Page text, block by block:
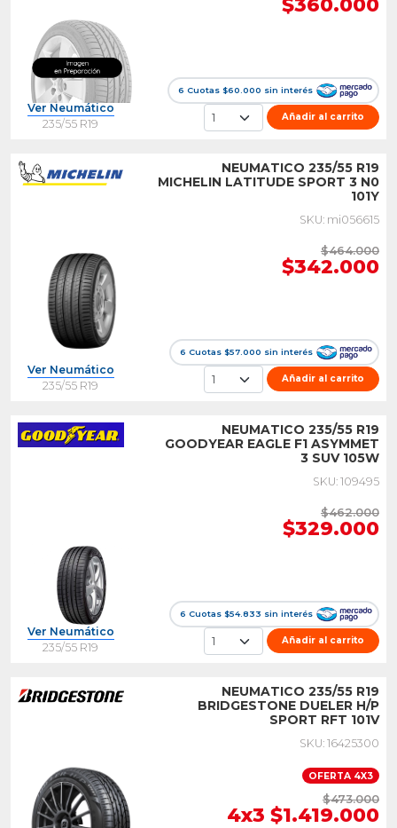
6 Cuotas $60.000 sin interés
Ver Neumático
235/55 R19
Añadir al carrito
NEUMATICO 235/55 R19
MICHELIN LATITUDE SPORT 3 N0
101Y
SKU: mi056615
$464.000
$342.000
6 Cuotas $57.000 sin interés
Ver Neumático
235/55 R19
Añadir al carrito
NEUMATICO 235/55 R19
GOODYEAR EAGLE F1 ASYMMET
3 SUV 105W
SKU: 109495
$462.000
$329.000
6 Cuotas $54.833 sin interés
Ver Neumático
235/55 R19
Añadir al carrito
NEUMATICO 235/55 R19
BRIDGESTONE DUELER H/P
SPORT RFT 101V
SKU: 16425300
OFERTA 4X3
$473.000
4x3 $1.419.000